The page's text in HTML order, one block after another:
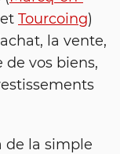
et Tourcoing)
la vente,
vos biens,
de la simple